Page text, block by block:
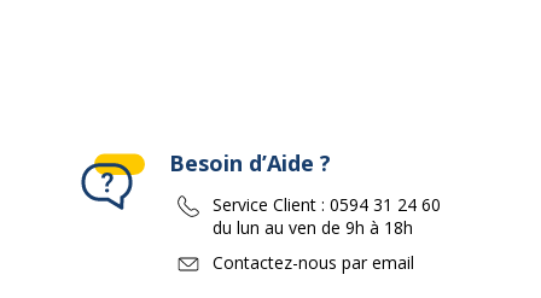
Besoin d’Aide ?
Service Client : 0594 31 24 60
du lun au ven de 9h à 18h
Contactez-nous par email